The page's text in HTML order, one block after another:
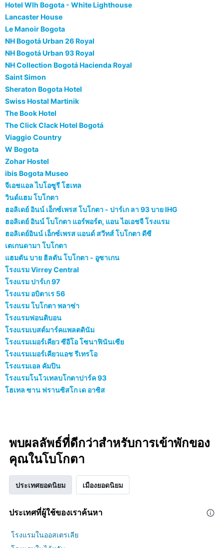
Hotel Wlh Bogota - White Lighthouse
Lancaster House
Le Manoir Bogota
NH Bogotá Urban 26 Royal
NH Bogotá Urban 93 Royal
NH Collection Bogotá Hacienda Royal
Saint Simon
Sheraton Bogota Hotel
Swiss Hostal Martinik
The Book Hotel
The Click Clack Hotel Bogotá
Viaggio Country
W Bogota
Zohar Hostel
ibis Bogota Museo
จีเอชแอล ไบโอซูรี โฮเทล
วินด์แฮม โบโกตา
ฮอลิเดย์ อินน์ เอ็กซ์เพรส โบโกตา - ปาร์เก ลา 93 บาย IHG
ฮอลิเดย์ อินน์ โบโกตา แอร์พอร์ต, แอน ไอเอชจี โรงแรม
ฮอลิเดย์อินน์ เอ็กซ์เพรส แอนด์ สวีทส์ โบโกตา ดีซี
เตเกนดามา โบโกตา
แฮมตัน บาย ฮิลตัน โบโกตา - อูซาเกน
โรงแรม Virrey Central
โรงแรม ปาร์เก 97
โรงแรม อบิตาเร 56
โรงแรม โบโกตา พลาซ่า
โรงแรมฟอนติบอน
โรงแรมเบสต์มาร์คแพลตตินัม
โรงแรมเมอร์เคียว ซีอีโอ โซนาฟินันเซีย
โรงแรมเมอร์เคียวแอช รีเทรโอ
โรงแรมเอล คัมปิน
โรงแรมโนโวเทลบโกตาปาร์ค 93
โฮเทล ซาน ฟรานซิสโก เด อาซิส
พบผลลัพธ์ที่ดีกว่าสำหรับการเข้าพักของ
คุณในโบโกตา
ประเทศยอดนิยม เมืองยอดนิยม
ประเทศที่ผู้ใช้ของเราค้นหา
โรงแรมในออสเตรเลีย